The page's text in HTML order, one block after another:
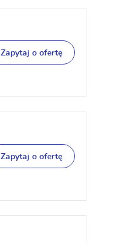
Zapytaj o ofertę
Zapytaj o ofertę